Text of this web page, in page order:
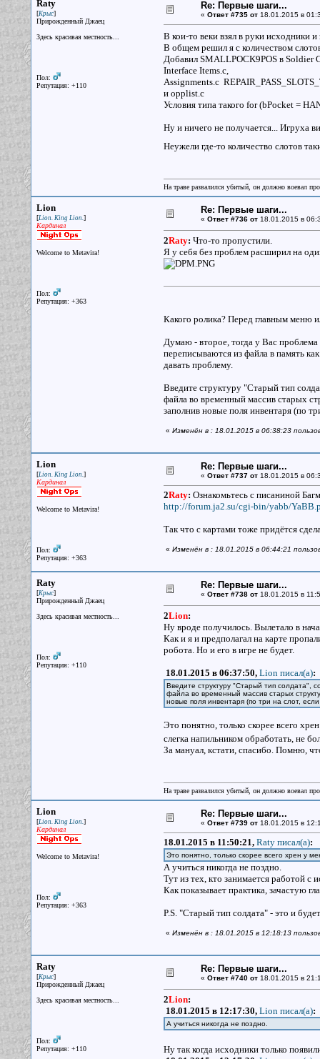
Raty
[Крыс]
Прирожденный Джаец
Здесь красивая местность...
Пол:
Репутация: +110
Re: Первые шаги...
« Ответ #735 от18.01.2015 в
В кои-то веки взял в руки исходники и
В общем решил я с количеством
Добавил SMALLPOCK9POS в Soldier
Interface Items.c,
Assignments.c
и opplist.c
Условия типа такого for (bPocket =
Ну и ничего не получается... Игруха
Неужели где-то количество слотов
На траве развалился убитый, он должно воевал
Lion
[Lion. King Lion.]
Кардинал
Welcome to Metavira!
Пол:
Репутация: +363
Re: Первые шаги...
« Ответ #736 от18.01.2015 в
2Raty: Что-то пропустили.
Я у себя без проблем расширил на
Какого ролика? Перед главным меню
Думаю - второе, тогда у Вас
переписываются из файла в память
давать проблему.
Введите структуру "Старый тип
файла во временный массив старых
заполнив новые поля инвентаря (по
« Изменён в : 18.01.2015 в 06:38:23
Lion
[Lion. King Lion.]
Кардинал
Welcome to Metavira!
Пол:
Репутация: +363
Re: Первые шаги...
« Ответ #737 от18.01.2015 в
2Raty: Ознакомьтесь с писаниной
http://forum.ja2.su/cgi-bin/yabb/
Так что с картами тоже придётся
« Изменён в : 18.01.2015 в 06:44:21
Raty
[Крыс]
Прирожденный Джаец
Здесь красивая местность...
Пол:
Репутация: +110
Re: Первые шаги...
« Ответ #738 от18.01.2015 в
2Lion:
Ну вроде получилось. Вылетало в
Как и я и предполагал на карте
робота. Но и его в игре не будет.
18.01.2015 в 06:37:50, Lion писал(a):
Введите структуру "Старый тип солдата",
файла во временный массив старых
новые поля инвентаря (по три на слот,
Это понятно, только скорее всего
слегка напильником обработать, не
За мануал, кстати, спасибо. Помню,
На траве развалился убитый, он должно воевал
Lion
[Lion. King Lion.]
Кардинал
Welcome to Metavira!
Пол:
Репутация: +363
Re: Первые шаги...
« Ответ #739 от18.01.2015 в
18.01.2015 в 11:50:21, Raty писал(a):
Это понятно, только скорее всего хрен у
А учиться никогда не поздно.
Тут из тех, кто занимается работой с
Как показывает практика, зачастую
P.S. "Старый тип солдата" - это и
« Изменён в : 18.01.2015 в 12:18:13
Raty
[Крыс]
Прирожденный Джаец
Здесь красивая местность...
Пол:
Репутация: +110
Re: Первые шаги...
« Ответ #740 от18.01.2015 в
2Lion:
18.01.2015 в 12:17:30, Lion писал(a):
А учиться никогда не поздно.
Ну так когда исходники только